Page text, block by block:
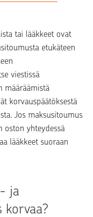
tai lääkkeet ovat
etukäteen
viestissä
määräämistä
korvauspäätöksestä
Jos maksusitoumus
oston yhteydessä
lääkkeet suoraan
ja